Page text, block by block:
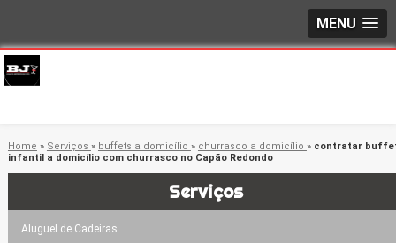
MENU
Home » Serviços » buffets a domicílio » churrasco a domicílio » contratar
infantil a domicílio com churrasco no Capão Redondo
Serviços
Aluguel de Cadeiras